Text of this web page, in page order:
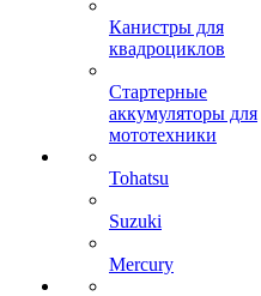
Канистры для
квадроциклов
Стартерные
аккумуляторы для
мототехники
Tohatsu
Suzuki
Mercury